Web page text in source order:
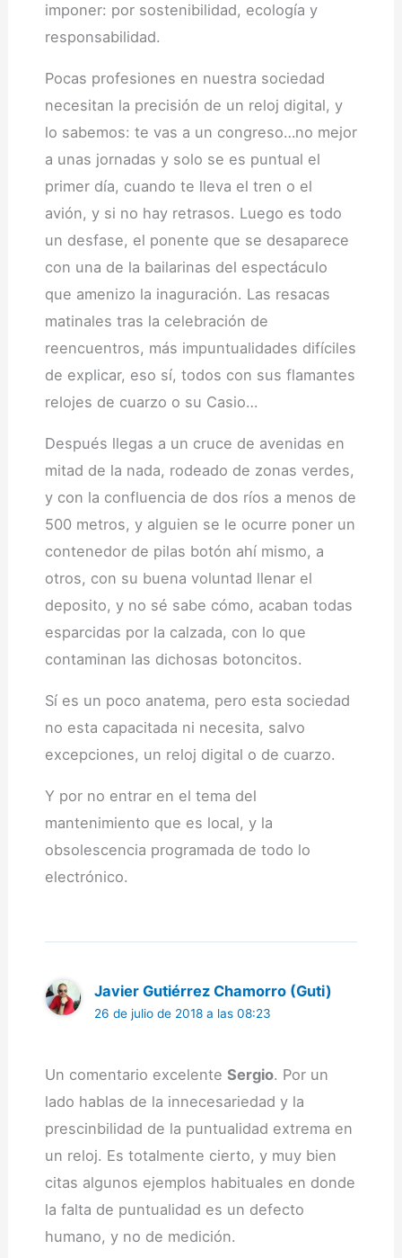
imponer: por sostenibilidad, ecología y
responsabilidad.
Pocas profesiones en nuestra sociedad
necesitan la precisión de un reloj digital, y
lo sabemos: te vas a un congreso…no mejor
a unas jornadas y solo se es puntual el
primer día, cuando te lleva el tren o el
avión, y si no hay retrasos. Luego es todo
un desfase, el ponente que se desaparece
con una de la bailarinas del espectáculo
que amenizo la inaguración. Las resacas
matinales tras la celebración de
reencuentros, más impuntualidades difíciles
de explicar, eso sí, todos con sus flamantes
relojes de cuarzo o su Casio…
Después llegas a un cruce de avenidas en
mitad de la nada, rodeado de zonas verdes,
y con la confluencia de dos ríos a menos de
500 metros, y alguien se le ocurre poner un
contenedor de pilas botón ahí mismo, a
otros, con su buena voluntad llenar el
deposito, y no sé sabe cómo, acaban todas
esparcidas por la calzada, con lo que
contaminan las dichosas botoncitos.
Sí es un poco anatema, pero esta sociedad
no esta capacitada ni necesita, salvo
excepciones, un reloj digital o de cuarzo.
Y por no entrar en el tema del
mantenimiento que es local, y la
obsolescencia programada de todo lo
electrónico.
Javier Gutiérrez Chamorro (Guti)
26 de julio de 2018 a las 08:23
Un comentario excelente Sergio. Por un
lado hablas de la innecesariedad y la
prescinbilidad de la puntualidad extrema en
un reloj. Es totalmente cierto, y muy bien
citas algunos ejemplos habituales en donde
la falta de puntualidad es un defecto
humano, y no de medición.